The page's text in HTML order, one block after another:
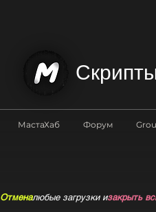
Отменалюбые загрузки изакрыть
МастаХаб Форум